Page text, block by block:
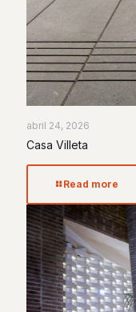
abril 24, 2026
Casa Villeta
Read more